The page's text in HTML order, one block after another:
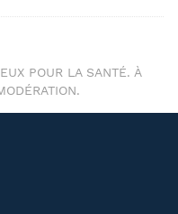
POUR LA SANTÉ. À